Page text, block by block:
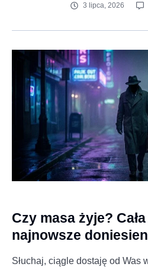
3 lipca, 2026
Czy masa żyje?
najnowsze
Słuchaj, ciągle dostaję od Was